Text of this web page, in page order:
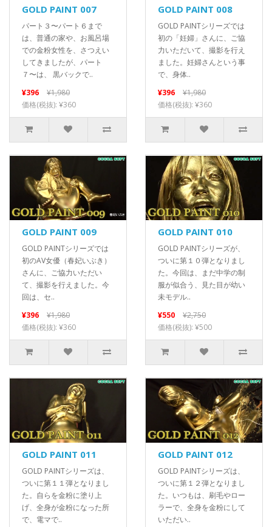
GOLD PAINT 007
パート３〜パート６まで
は、普通の家や、お風呂場
での金粉女性を、さつえい
してきましたが、パート
７〜は、 黒バックで..
¥396
¥1,980
価格(税抜): ¥360
GOLD PAINT 008
GOLD PAINTシリーズでは
初の「妊婦」さんに、ご協
力いただいて、撮影を行え
ました。妊婦さんという事
で、身体..
¥396
¥1,980
価格(税抜): ¥360
GOLD PAINT 009
GOLD PAINTシリーズでは
初のAV女優（春妃いぶき）
さんに、ご協力いただい
て、撮影を行えました。今
回は、セ..
¥396
¥1,980
価格(税抜): ¥360
GOLD PAINT 010
GOLD PAINTシリーズが、
ついに第１０弾となりまし
た。今回は、まだ中学の制
服が似合う、見た目が幼い
未モデル..
¥550
¥2,750
価格(税抜): ¥500
GOLD PAINT 011
GOLD PAINTシリーズは、
ついに第１１弾となりまし
た。自らを金粉に塗り上
げ、全身が金粉になった所
で、電マで..
GOLD PAINT 012
GOLD PAINTシリーズは、
ついに第１２弾となりまし
た。いつもは、刷毛やロー
ラーで、全身を金粉にして
いただい..